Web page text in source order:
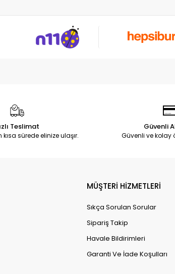
Teslimat
sürede elinize ulaşır.
Güvenli
Güvenli ve kolay
MÜŞTERİ HİZMETLERİ
Sıkça Sorulan Sorular
Sipariş Takip
Havale Bildirimleri
Garanti Ve İade Koşulları